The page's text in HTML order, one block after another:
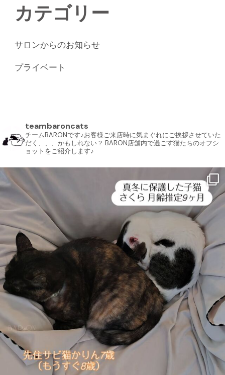
カテゴリー
サロンからのお知らせ
プライベート
teambaroncats
チームBARONです♪お客様ご来店時に気まぐれにご挨拶させていた
だく、、、かもしれない？ BARON店舗内で過ごす猫たちのオフシ
ョットをご紹介します♪